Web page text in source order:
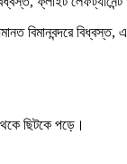
বিমানবন্দরে বিধ্বস্ত,
ছিটকে পড়ে।